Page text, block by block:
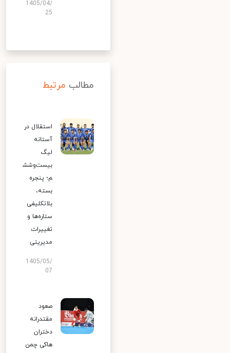
1405/04/
25
مطالب مرتبط
استقلال در
آستانه
لیگ
بیست‌وشش
م؛ پنجره
بسته،
بلاتکلیفی
ستاره‌ها و
تغییرات
مدیریتی
1405/05/
07
صعود
مقتدرانه
دختران
هاکی چمن